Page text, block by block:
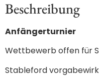
Beschreibung
Anfängerturnier
Wettbewerb offen für
Stableford